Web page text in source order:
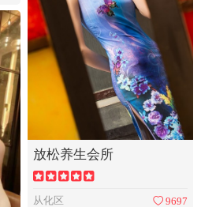
放松养生会所
从化区 9697